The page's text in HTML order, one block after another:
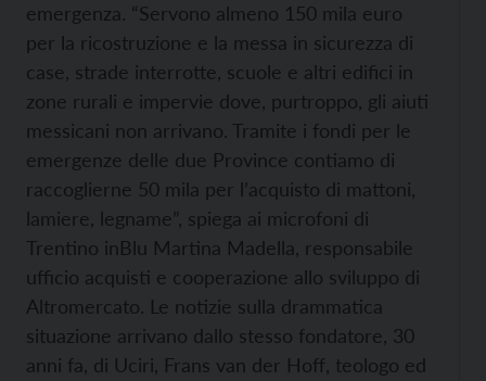
emergenza. “Servono almeno 150 mila euro
per la ricostruzione e la messa in sicurezza di
case, strade interrotte, scuole e altri edifici in
zone rurali e impervie dove, purtroppo, gli aiuti
messicani non arrivano. Tramite i fondi per le
emergenze delle due Province contiamo di
raccoglierne 50 mila per l’acquisto di mattoni,
lamiere, legname”, spiega ai microfoni di
Trentino inBlu Martina Madella, responsabile
ufficio acquisti e cooperazione allo sviluppo di
Altromercato. Le notizie sulla drammatica
situazione arrivano dallo stesso fondatore, 30
anni fa, di Uciri, Frans van der Hoff, teologo ed